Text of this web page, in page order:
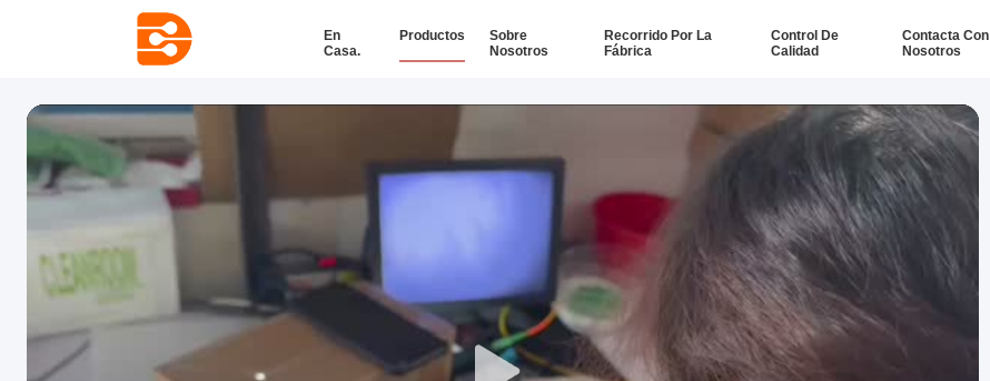
En
Casa.
Productos
Sobre
Nosotros
Recorrido Por La
Fábrica
Control De
Calidad
Contacta Con
Nosotros